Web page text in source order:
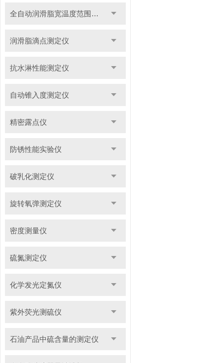
全自动润滑脂宽温度范围滴点测定仪
润滑脂滴点测定仪
抗水淋性能测定仪
自动锥入度测定仪
精密露点仪
防锈性能实验仪
破乳化测定仪
旋转氧弹测定仪
密度测量仪
硫氮测定仪
化学发光定氮仪
紫外荧光测硫仪
石油产品中硫含量的测定仪